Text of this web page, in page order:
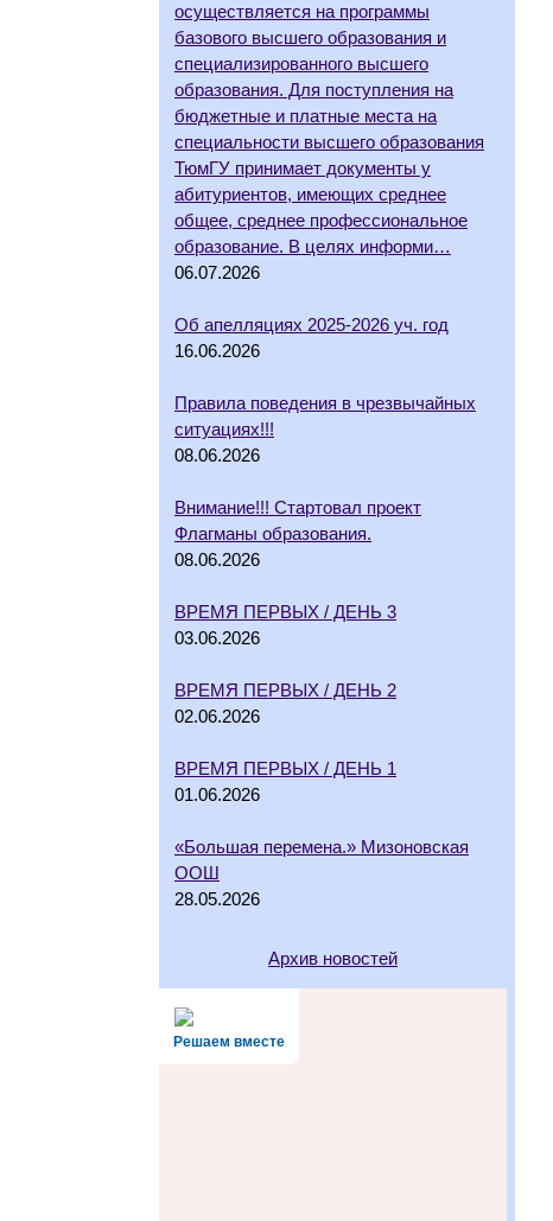
осуществляется на программы
базового высшего образования и
специализированного высшего
образования. Для поступления на
бюджетные и платные места на
специальности высшего образования
ТюмГУ принимает документы у
абитуриентов, имеющих среднее
общее, среднее профессиональное
образование. В целях информи…
06.07.2026
Об апелляциях 2025-2026 уч. год
16.06.2026
Правила поведения в чрезвычайных
ситуациях!!!
08.06.2026
Внимание!!! Стартовал проект
Флагманы образования.
08.06.2026
ВРЕМЯ ПЕРВЫХ / ДЕНЬ 3
03.06.2026
ВРЕМЯ ПЕРВЫХ / ДЕНЬ 2
02.06.2026
ВРЕМЯ ПЕРВЫХ / ДЕНЬ 1
01.06.2026
«Большая перемена.» Мизоновская
ООШ
28.05.2026
Архив новостей
Решаем вместе